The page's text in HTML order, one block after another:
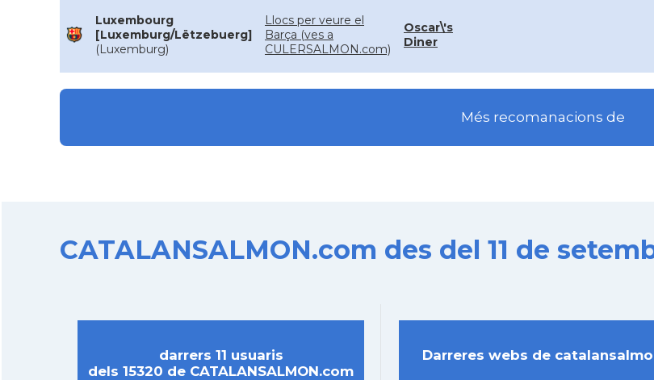
Luxembourg
[Luxemburg/Lëtzebuerg]
(Luxemburg)
Llocs per veure el
Barça (ves a
CULERSALMON.com)
Oscar\'s
Diner
Més recomanacions de
CATALANSALMON.com des del 11 de
darrers 11 usuaris
dels 15320 de CATALANSALMON.com
Darreres webs de